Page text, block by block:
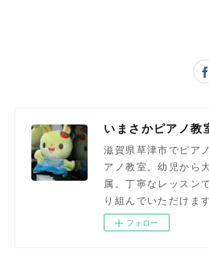
滋賀県草津市でピア
アノ教室。幼児から
属。丁寧なレッスン
り組んでいただけます
フォロー